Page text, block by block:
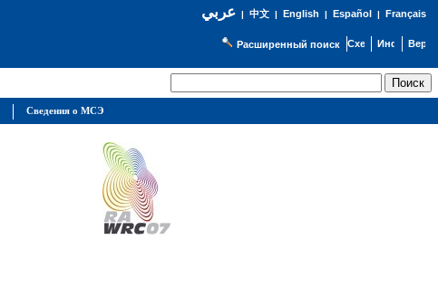
عربي| 中文| English | Español | Français
Расширенный поиск
Сведения о МСЭ